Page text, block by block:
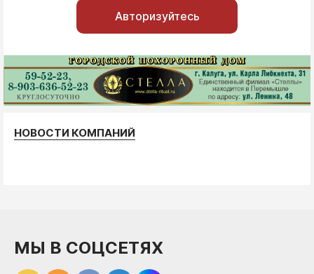
Авторизуйтесь
НОВОСТИ КОМПАНИЙ
МЫ В СОЦСЕТЯХ